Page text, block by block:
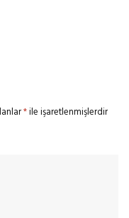
*ile işaretlenmişlerdir